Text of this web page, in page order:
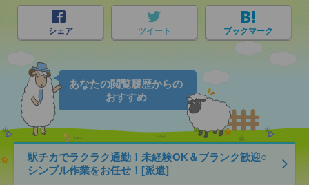
シェア ツイート ブックマーク
あなたの閲覧履歴からの
おすすめ
駅チカでラクラク通勤！未経験OK＆ブランク歓迎○
シンプル作業をお任せ！[派遣]